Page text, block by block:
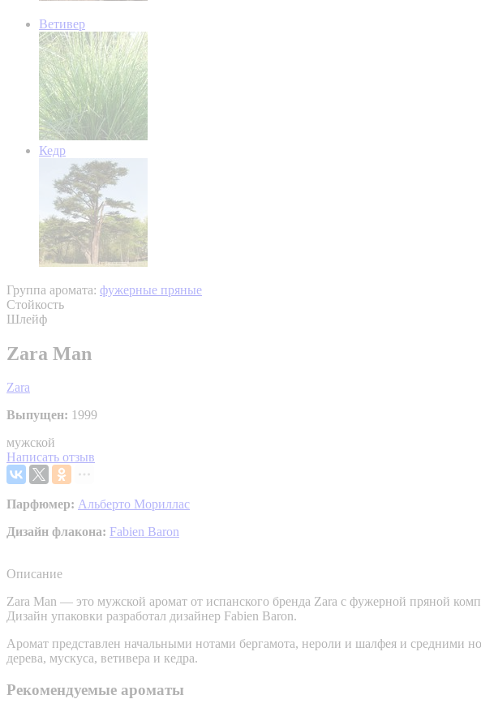
Ветивер
Кедр
Группа аромата: фужерные пряные
Стойкость
Шлейф
Zara Man
Zara
Выпущен: 1999
мужской
Написать отзыв
Парфюмер: Альберто Мориллас
Дизайн флакона: Fabien Baron
Описание
Zara Man — это мужской аромат от испанского бренда Zara с фужерной пряной
Дизайн упаковки разработал дизайнер Fabien Baron.
Аромат представлен начальными нотами бергамота, нероли и шалфея и средними
дерева, мускуса, ветивера и кедра.
Рекомендуемые ароматы